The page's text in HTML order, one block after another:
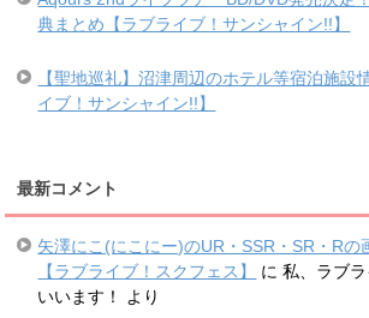
典まとめ【ラブライブ！サンシャイン!!】
【聖地巡礼】沼津周辺のホテル等宿泊施設
イブ！サンシャイン!!】
最新コメント
矢澤にこ(にこにー)のUR・SSR・SR・Rの
【ラブライブ！スクフェス】
に私、ラブ
いいます！
より